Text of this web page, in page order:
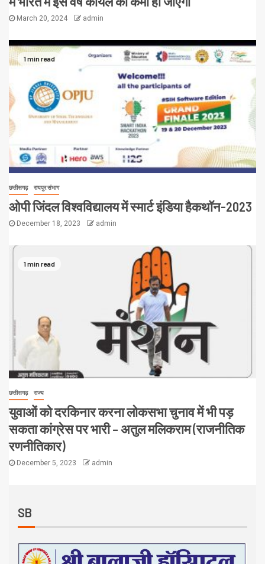
March 20, 2024 admin
1 min read
छत्तीसगढ़ रायपुर संभाग
ओपी जिंदल विश्वविद्यालय में स्मार्ट इंडिया हैकथॉन-2023
December 18, 2023 admin
1 min read
छत्तीसगढ़ राज्य
युवाओं को दरकिनार करना लोकसभा चुनाव में भी पड़
सकता कांग्रेस पर भारी – अतुल मलिकराम (राजनीतिक
रणनीतिकार)
December 5, 2023 admin
SB